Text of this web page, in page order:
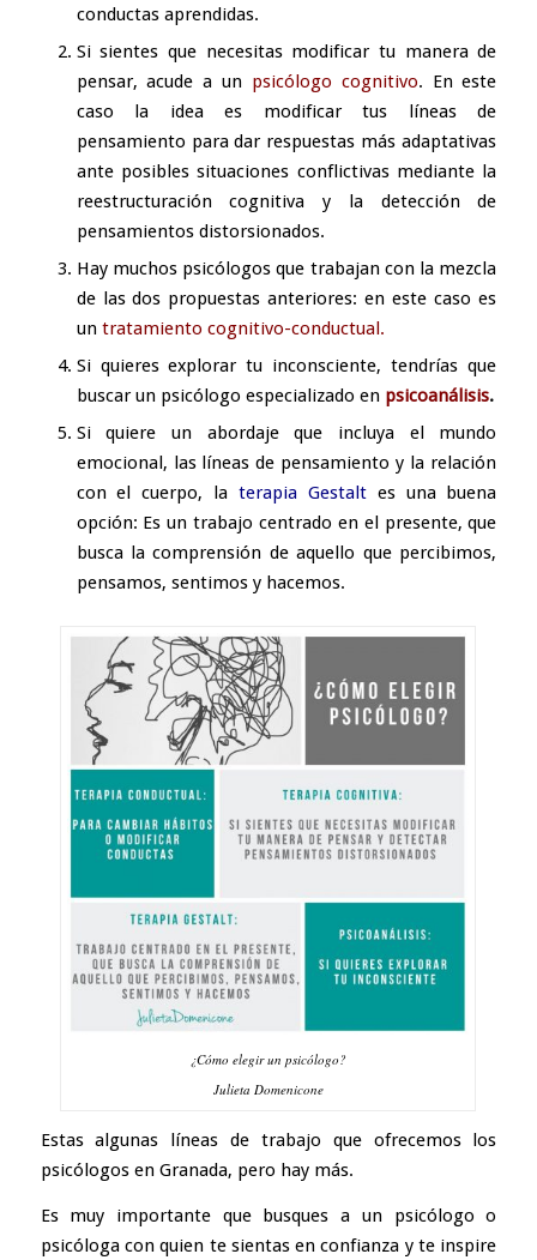
conductas aprendidas.
Si sientes que necesitas modificar tu manera de
pensar, acude a un psicólogo cognitivo. En este
caso la idea es modificar tus líneas de
pensamiento para dar respuestas más adaptativas
ante posibles situaciones conflictivas mediante la
reestructuración cognitiva y la detección de
pensamientos distorsionados.
Hay muchos psicólogos que trabajan con la mezcla
de las dos propuestas anteriores: en este caso es
un tratamiento cognitivo-conductual.
Si quieres explorar tu inconsciente, tendrías que
buscar un psicólogo especializado en psicoanálisis.
Si quiere un abordaje que incluya el mundo
emocional, las líneas de pensamiento y la relación
con el cuerpo, la terapia Gestalt es una buena
opción: Es un trabajo centrado en el presente, que
busca la comprensión de aquello que percibimos,
pensamos, sentimos y hacemos.
¿Cómo elegir un psicólogo?
Julieta Domenicone
Estas algunas líneas de trabajo que ofrecemos los
psicólogos en Granada, pero hay más.
Es muy importante que busques a un psicólogo o
psicóloga con quien te sientas en confianza y te inspire